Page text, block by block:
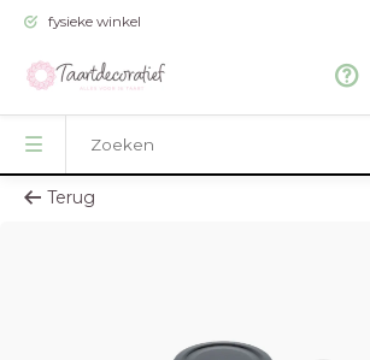
fysieke winkel
Terug